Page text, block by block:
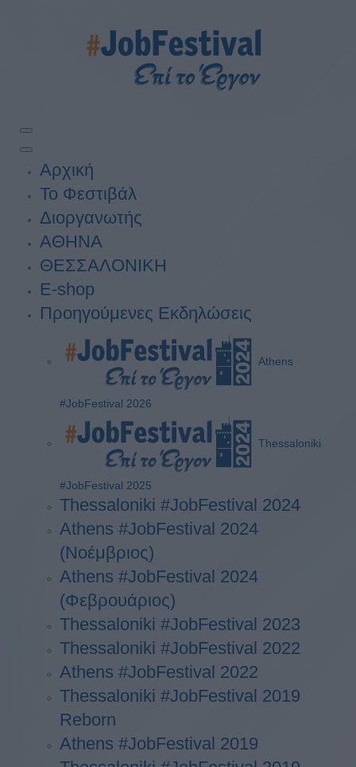
Αρχική
Το Φεστιβάλ
Διοργανωτής
ΑΘΗΝΑ
ΘΕΣΣΑΛΟΝΙΚΗ
E-shop
Προηγούμενες Εκδηλώσεις
Athens
#JobFestival 2026
Thessaloniki
#JobFestival 2025
Thessaloniki #JobFestival 2024
Athens #JobFestival 2024
(Νοέμβριος)
Athens #JobFestival 2024
(Φεβρουάριος)
Thessaloniki #JobFestival 2023
Thessaloniki #JobFestival 2022
Athens #JobFestival 2022
Thessaloniki #JobFestival 2019
Reborn
Athens #JobFestival 2019